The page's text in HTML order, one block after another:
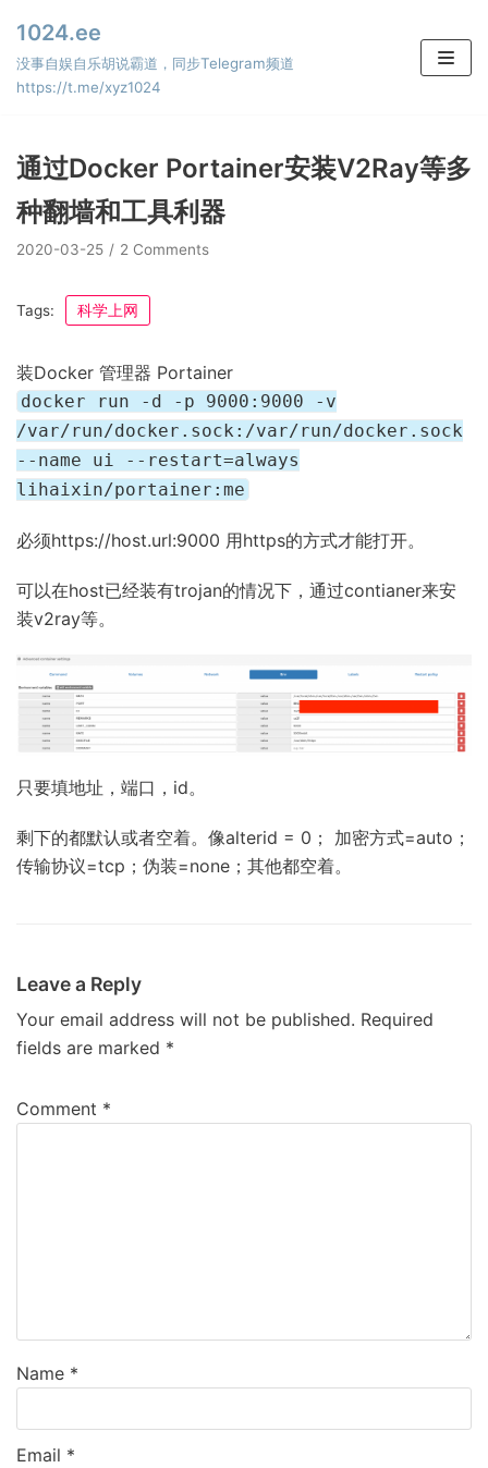
Skip
to
content
1024.ee
没事自娱自乐胡说霸道，同步Telegram频道
https://t.me/xyz1024
通过Docker Portainer安装V2Ray等多
种翻墙和工具利器
2020-03-25 2 Comments
Tags: 科学上网
装Docker 管理器 Portainer
docker run -d -p 9000:9000 -v
/var/run/docker.sock:/var/run/docker.sock
--name ui --restart=always
lihaixin/portainer:me
必须https://host.url:9000 用https的方式才能打开。
可以在host已经装有trojan的情况下，通过contianer来安
装v2ray等。
只要填地址，端口，id。
剩下的都默认或者空着。像alterid = 0； 加密方式=auto；
传输协议=tcp；伪装=none；其他都空着。
Leave a Reply
Your email address will not be published. Required
fields are marked *
Comment *
Name *
Email *